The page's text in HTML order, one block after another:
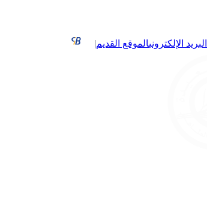
البريد الإلكترونيالموقع القديم|